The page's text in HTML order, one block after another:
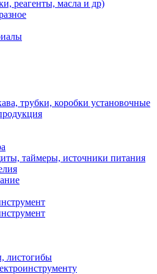
реагенты, масла и др)
трубки, коробки установочные
таймеры, источники питания
листогибы